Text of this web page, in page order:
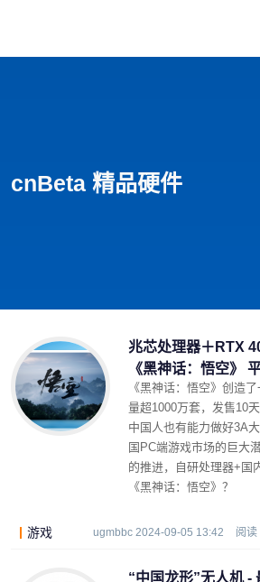
cnBeta 精品硬件
兆芯处理器＋RTX
《黑神话：悟空》
《黑神话：悟空》创造
量超1000万套，发售10
中国人也有能力做好3A
国PC端游戏市场的巨大
的推进，自研处理器+国
《黑神话：悟空》？
游戏 ugmbbc 2024-09-05 13:42 阅
“中国龙形”无人机 -